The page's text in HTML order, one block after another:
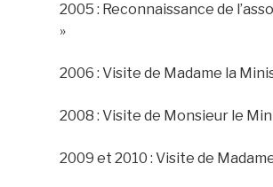
2005 : Reconnaissance de
»
2006 : Visite de Madame la
2008 : Visite de Monsieur le
2009 et 2010 : Visite de